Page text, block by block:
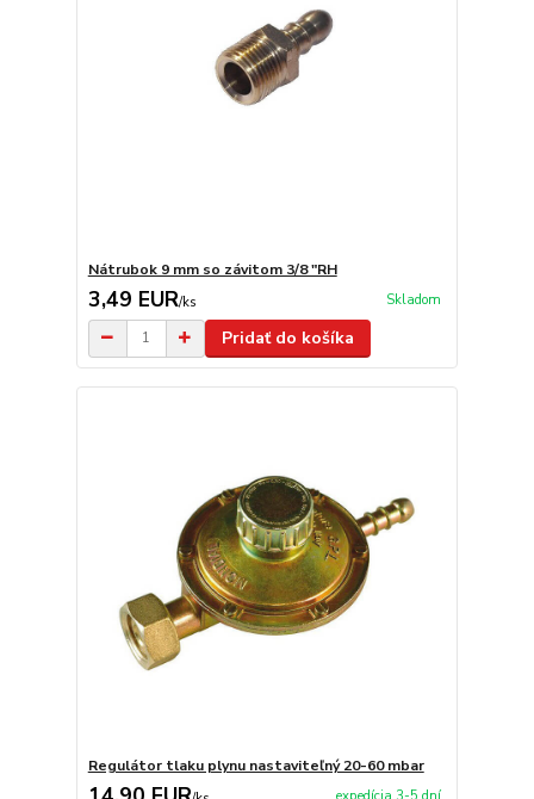
Nátrubok 9 mm so závitom 3/8 "RH
3,49 EUR/ks Skladom
Pridať do košíka
Regulátor tlaku plynu nastaviteľný 20-60 mbar